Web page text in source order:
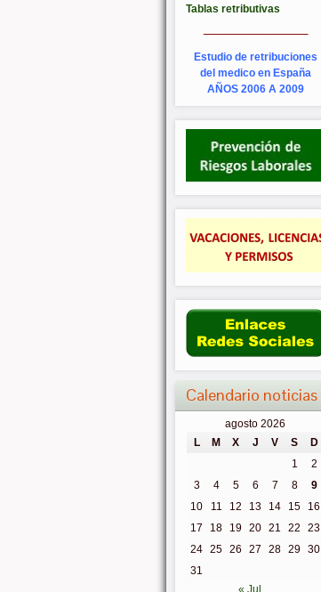
Tablas retributivas
Estudio de retribuciones
del medico en España
AÑOS 2006 A 2009
Calendario noticias
agosto 2026
L
M X J V S
D
1
2
3
4 5 6 7 8
9
10
11 12 13 14 15
16
17
18 19 20 21 22
23
24 25 26 27 28 29 30
31